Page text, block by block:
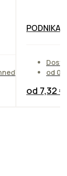
od
od 7,32